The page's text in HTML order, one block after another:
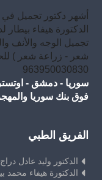
أشهر دكتور تجميل في
الدكتورة هيفاء
تجميل الوجه والأنف
شعر - زراعة شعر )
963950030830
سوريا - دمشق -
فوق بنك سوريا
الفريق الطبي
الدكتور وليد عادل دراج
الدكتورة هيفاء محمد